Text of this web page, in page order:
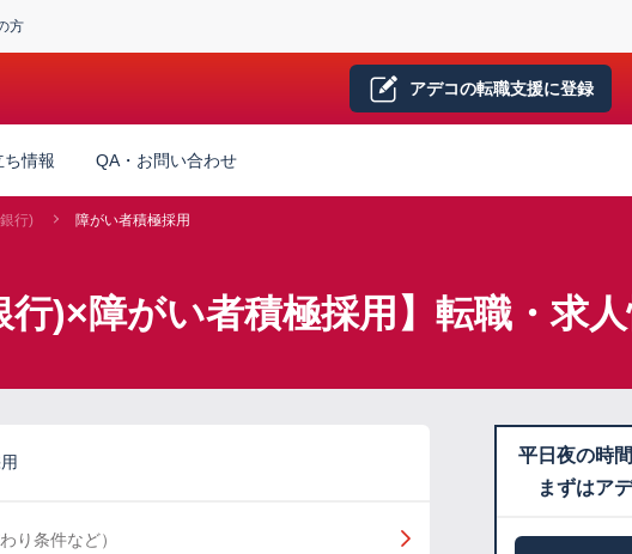
方
アデコの転職支援に登録
ち情報 QA・お問い合わせ
行) 障がい者積極採用
行)×障がい者積極採用】転職・求
り条件など）
平日夜の時
まずはア